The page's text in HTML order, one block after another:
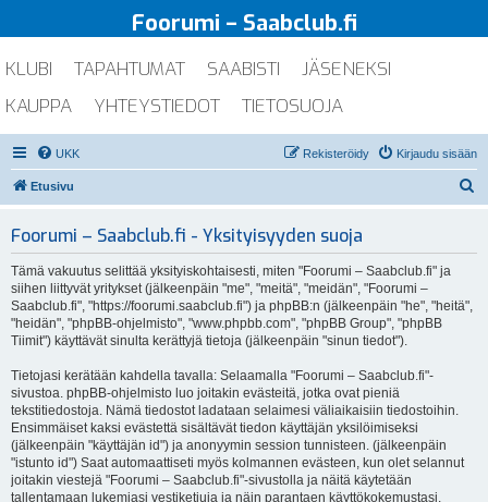
Foorumi – Saabclub.fi
KLUBI TAPAHTUMAT SAABISTI
JÄSENEKSI
KAUPPA
YHTEYSTIEDOT TIETOSUOJA
UKK Kirjaudu sisään
Rekisteröidy
Etusivu
Foorumi – Saabclub.fi - Yksityisyyden suoja
Tämä vakuutus selittää yksityiskohtaisesti, miten "Foorumi – Saabclub.fi" ja
siihen liittyvät yritykset (jälkeenpäin "me", "meitä", "meidän", "Foorumi –
Saabclub.fi", "https://foorumi.saabclub.fi") ja phpBB:n (jälkeenpäin "he", "heitä",
"heidän", "phpBB-ohjelmisto", "www.phpbb.com", "phpBB Group", "phpBB
Tiimit") käyttävät sinulta kerättyjä tietoja (jälkeenpäin "sinun tiedot").
Tietojasi kerätään kahdella tavalla: Selaamalla "Foorumi – Saabclub.fi"-
sivustoa. phpBB-ohjelmisto luo joitakin evästeitä, jotka ovat pieniä
tekstitiedostoja. Nämä tiedostot ladataan selaimesi väliaikaisiin tiedostoihin.
Ensimmäiset kaksi evästettä sisältävät tiedon käyttäjän yksilöimiseksi
(jälkeenpäin "käyttäjän id") ja anonyymin session tunnisteen. (jälkeenpäin
"istunto id") Saat automaattiseti myös kolmannen evästeen, kun olet selannut
joitakin viestejä "Foorumi – Saabclub.fi"-sivustolla ja näitä käytetään
tallentamaan lukemiasi vestiketjuja ja näin parantaen käyttökokemustasi.